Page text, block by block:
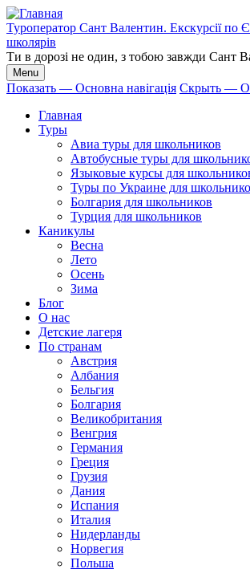
Перейти
к
основному
содержанию
Туроператор Сант Валентин. Екскурсії по
школярів
Ти в дорозі не один, з тобою завжди Сант
Menu
Основна
навігація
Показать — Основна навігація Скрыть —
Главная
Туры
Авиа туры для школьников
Автобусные туры для
Языковые курсы для
Туры по Украине для
Болгария для школьников
Турция для школьников
Каникулы
Весна
Лето
Осень
Зима
Блог
О нас
Детские лагеря
По странам
Австрия
Албания
Бельгия
Болгария
Великобритания
Венгрия
Германия
Греция
Грузия
Дания
Испания
Италия
Нидерланды
Норвегия
Польша